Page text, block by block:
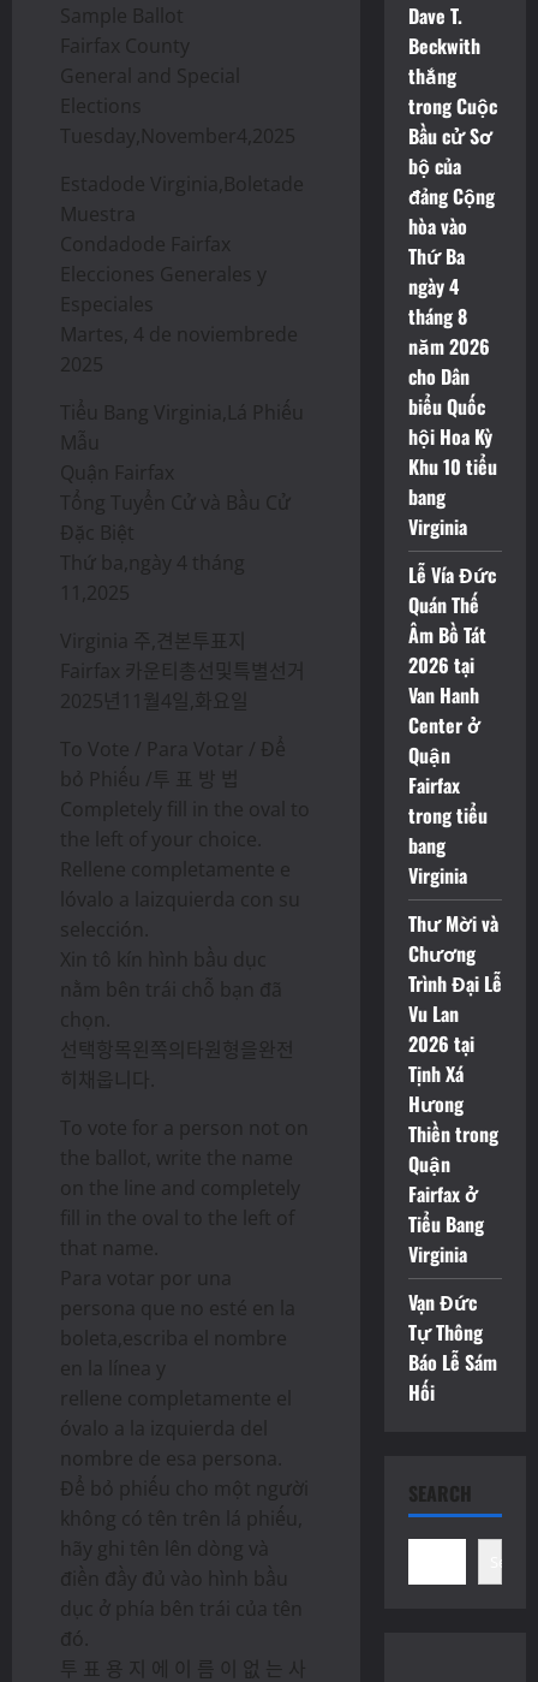
Sample Ballot
Fairfax County
General and Special
Elections
Tuesday,November4,2025
Estadode Virginia,Boletade
Muestra
Condadode Fairfax
Elecciones Generales y
Especiales
Martes, 4 de noviembrede
2025
Tiểu Bang Virginia,Lá Phiếu
Mẫu
Quận Fairfax
Tổng Tuyển Cử và Bầu Cử
Đặc Biệt
Thứ ba,ngày 4 tháng
11,2025
Virginia 주,견본투표지
Fairfax 카운티총선및특별선거
2025년11월4일,화요일
To Vote / Para Votar / Để
bỏ Phiếu /투 표 방 법
Completely fill in the oval to
the left of your choice.
Rellene completamente e
lóvalo a laizquierda con su
selección.
Xin tô kín hình bầu dục
nằm bên trái chỗ bạn đã
chọn.
선택항목왼쪽의타원형을완전
히채웁니다.
To vote for a person not on
the ballot, write the name
on the line and completely
fill in the oval to the left of
that name.
Para votar por una
persona que no esté en la
boleta,escriba el nombre
en la línea y
rellene completamente el
óvalo a la izquierda del
nombre de esa persona.
Để bỏ phiếu cho một người
không có tên trên lá phiếu,
hãy ghi tên lên dòng và
điền đầy đủ vào hình bầu
dục ở phía bên trái của tên
đó.
투 표 용 지 에 이 름 이 없 는 사
Dave T.
Beckwith
thắng
trong Cuộc
Bầu cử Sơ
bộ của
đảng Cộng
hòa vào
Thứ Ba
ngày 4
tháng 8
năm 2026
cho Dân
biểu Quốc
hội Hoa Kỳ
Khu 10 tiểu
bang
Virginia
Lễ Vía Đức
Quán Thế
Âm Bồ Tát
2026 tại
Van Hanh
Center ở
Quận
Fairfax
trong tiểu
bang
Virginia
Thư Mời và
Chương
Trình Đại Lễ
Vu Lan
2026 tại
Tịnh Xá
Hưong
Thiền trong
Quận
Fairfax ở
Tiểu Bang
Virginia
Vạn Đức
Tự Thông
Báo Lễ Sám
Hối
SEARCH
Search